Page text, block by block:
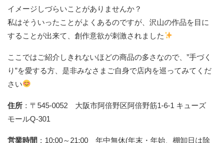
イメージしづらいことがありませんか？
私はそういったことがよくあるのですが、沢山の作品を目に
することが出来て、創作意欲が刺激されました
ここではご紹介しきれないほどの商品の多さなので、”手づく
り”を愛する方、是非みなさまご自身で店内を巡ってみてくだ
さい
住所 ：〒545-0052 大阪市阿倍野区阿倍野筋1-6-1 キューズ
モールQ-301
営業時間 ：10:00～21:00 年中無休(年末・年始、棚卸日は除